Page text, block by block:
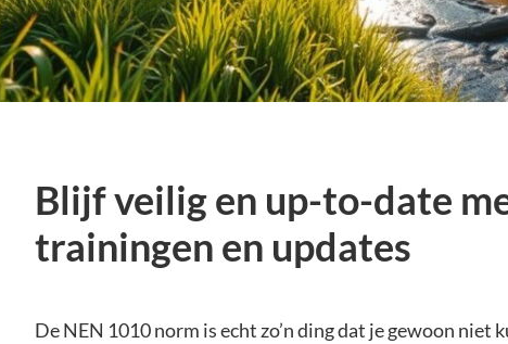
Blijf veilig en up-to-date
trainingen en updates
De NEN 1010 norm is echt zo’n ding dat je gewoon niet